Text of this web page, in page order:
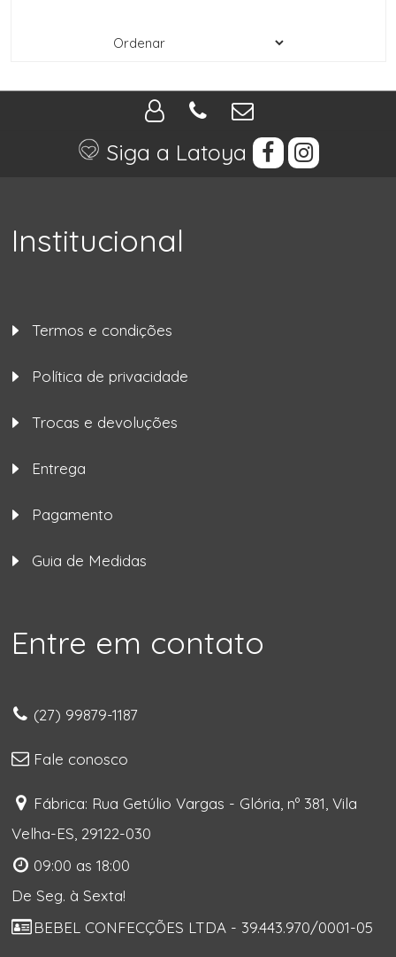
Siga a Latoya
Institucional
Termos e condições
Política de privacidade
Trocas e devoluções
Entrega
Pagamento
Guia de Medidas
Entre em contato
(27) 99879-1187
Fale conosco
Fábrica: Rua Getúlio Vargas - Glória, nº 381, Vila
Velha-ES, 29122-030
09:00 as 18:00
De Seg. à Sexta!
BEBEL CONFECÇÕES LTDA - 39.443.970/0001-05